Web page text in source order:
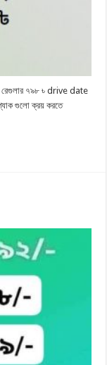
।রেগুলার ৭৯৮ ৳ drive date
গুলো ক্রয় করতে